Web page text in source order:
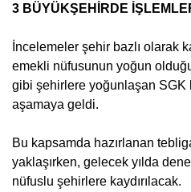
3 BÜYÜKŞEHİRDE
İncelemeler şehir bazlı olarak
emekli nüfusunun yoğun
gibi şehirlere yoğunlaşan SGK
aşamaya geldi.
Bu kapsamda hazırlanan
yaklaşırken, gelecek yılda
nüfuslu şehirlere kaydırılacak.